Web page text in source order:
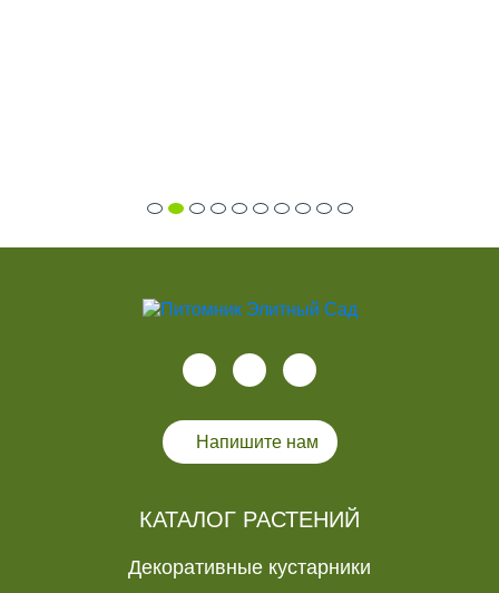
Напишите нам
КАТАЛОГ РАСТЕНИЙ
Декоративные кустарники